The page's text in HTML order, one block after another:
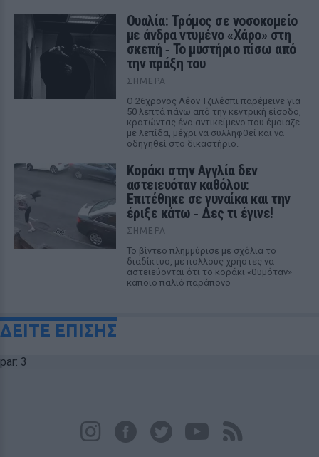
Ουαλία: Τρόμος σε νοσοκομείο
με άνδρα ντυμένο «Χάρο» στη
σκεπή ‑ Το μυστήριο πίσω από
την πράξη του
ΣΉΜΕΡΑ
Ο 26χρονος Λέον Τζιλέσπι παρέμεινε για
50 λεπτά πάνω από την κεντρική είσοδο,
κρατώντας ένα αντικείμενο που έμοιαζε
με λεπίδα, μέχρι να συλληφθεί και να
οδηγηθεί στο δικαστήριο.
Kοράκι στην Αγγλία δεν
αστειευόταν καθόλου:
Επιτέθηκε σε γυναίκα και την
έριξε κάτω ‑ Δες τι έγινε!
ΣΉΜΕΡΑ
Το βίντεο πλημμύρισε με σχόλια το
διαδίκτυο, με πολλούς χρήστες να
αστειεύονται ότι το κοράκι «θυμόταν»
κάποιο παλιό παράπονο
ΔΕΙΤΕ ΕΠΙΣΗΣ
par: 3